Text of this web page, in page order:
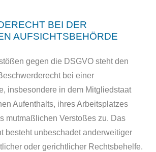
BEI DER
AUFSICHTS­BEHÖRDE
gegen die DSGVO steht den
bei einer
insbesondere in dem Mitgliedstaat
Aufenthalts, ihres Arbeitsplatzes
mutmaßlichen Verstoßes zu. Das
besteht unbeschadet anderweitiger
oder gerichtlicher Rechtsbehelfe.